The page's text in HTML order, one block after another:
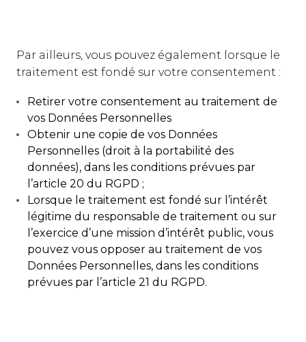
Par ailleurs, vous pouvez également lorsque le
traitement est fondé sur votre consentement :
Retirer votre consentement au traitement de
vos Données Personnelles
Obtenir une copie de vos Données
Personnelles (droit à la portabilité des
données), dans les conditions prévues par
l’article 20 du RGPD ;
Lorsque le traitement est fondé sur l’intérêt
légitime du responsable de traitement ou sur
l’exercice d’une mission d’intérêt public, vous
pouvez vous opposer au traitement de vos
Données Personnelles, dans les conditions
prévues par l’article 21 du RGPD.